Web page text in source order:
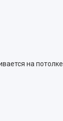
на потолке.